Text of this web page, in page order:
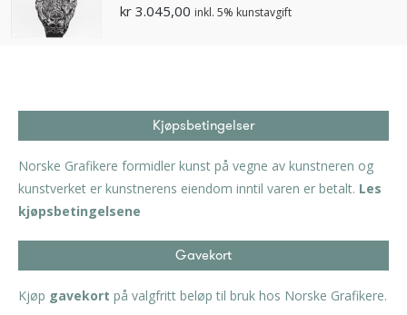
kr 3.045,00 inkl. 5% kunstavgift
Kjøpsbetingelser
Norske Grafikere formidler kunst på vegne av kunstneren og
kunstverket er kunstnerens eiendom inntil varen er betalt. Les
kjøpsbetingelsene
Gavekort
Kjøp gavekort på valgfritt beløp til bruk hos Norske Grafikere.